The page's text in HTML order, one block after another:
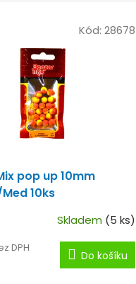
pop up 10mm
10ks
Skladem (5 ks)
DPH
Do košíku
Kód: 28678